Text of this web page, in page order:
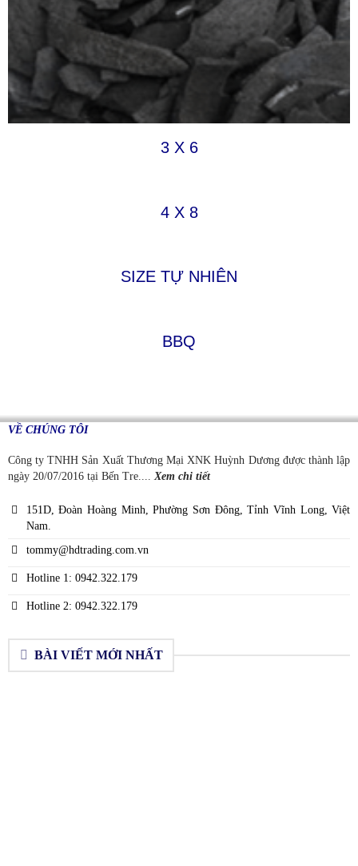
3 X 6
4 X 8
SIZE TỰ NHIÊN
BBQ
VỀ CHÚNG TÔI
Công ty TNHH Sản Xuất Thương Mại XNK Huỳnh Dương được thành lập
ngày 20/07/2016 tại Bến Tre....Xem chi tiết
151D, Đoàn Hoàng Minh, Phường Sơn Đông, Tỉnh Vĩnh Long, Việt
Nam.
tommy@hdtrading.com.vn
Hotline 1: 0942.322.179
Hotline 2: 0942.322.179
BÀI VIẾT MỚI NHẤT